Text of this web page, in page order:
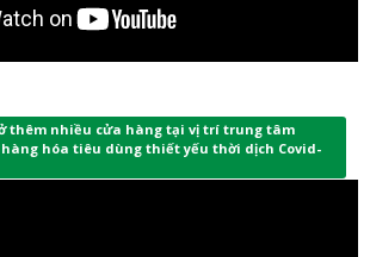
thêm nhiều cửa hàng tại vị trí trung tâm
hàng hóa tiêu dùng thiết yếu thời dịch Covid-